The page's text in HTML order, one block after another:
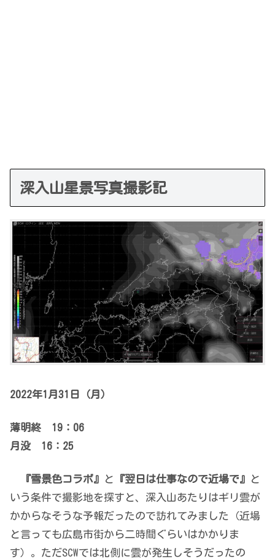
深入山星景写真撮影記
2022年1月31日（月）
薄明終 19：06
月没 16：25
『雪景色コラボ』 と 『翌日は仕事なので近場で』
と
いう条件で撮影地を探すと、深入山あたりはギリ雲が
かからなそうな予報だったので訪れてみました（近場
と言っても広島市街から二時間ぐらいはかかりま
す）。ただSCWでは北側に雲が発生しそうだったの